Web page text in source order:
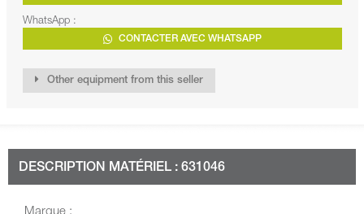
WhatsApp :
CONTACTER AVEC WHATSAPP
Other equipment from this seller
DESCRIPTION MATÉRIEL : 631046